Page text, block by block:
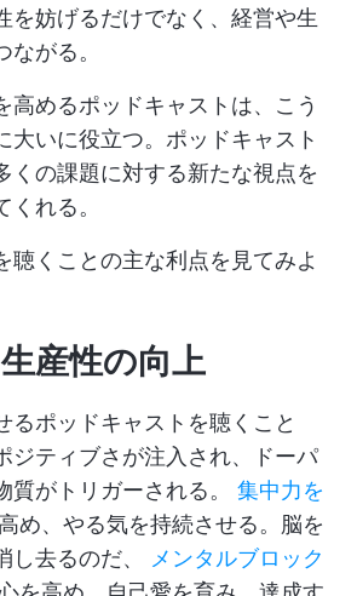
を妨げるだけでなく、経営や生
がる。
高めるポッドキャストは、こう
大いに役立つ。ポッドキャスト
くの課題に対する新たな視点を
れる。
聴くことの主な利点を見てみよ
産性の向上
るポッドキャストを聴くこと
ジティブさが注入され、ドーパ
質がトリガーされる。 集中力を
め、やる気を持続させる。脳を
し去るのだ、
メンタルブロック